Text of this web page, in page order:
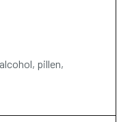
pillen,